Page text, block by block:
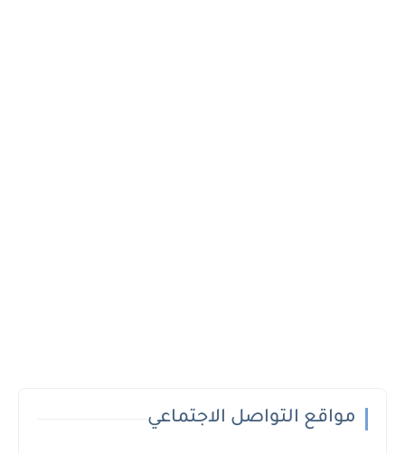
مواقع التواصل الاجتماعي